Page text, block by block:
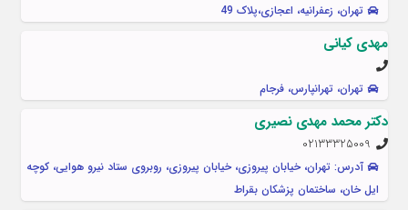
تهران، زعفرانیه، اعجازی،پلاک 49
مهدی کیانی
تهران، تهرانپارس، فرجام
دکتر محمد مهدی نصیری
02133325009
آدرس: تهران، خیابان پیروزی، خیابان پیروزی، روبروی ستاد نیرو هوایی، کوچه
ایل خان، ساختمان پزشکان بقراط